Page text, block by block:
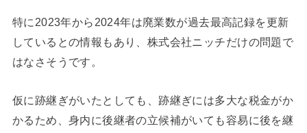
特に2023年から2024年は廃業数が過去最高記録を更新
しているとの情報もあり、株式会社ニッチだけの問題で
はなさそうです。
仮に跡継ぎがいたとしても、跡継ぎには多大な税金がか
かるため、身内に後継者の立候補がいても容易に後を継